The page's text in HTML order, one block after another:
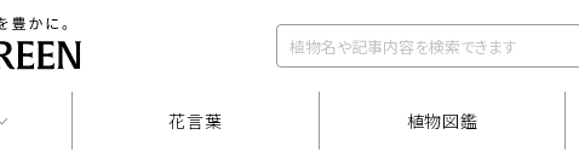
花言葉 植物図鑑